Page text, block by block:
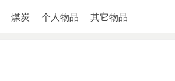
煤炭 个人物品 其它物品